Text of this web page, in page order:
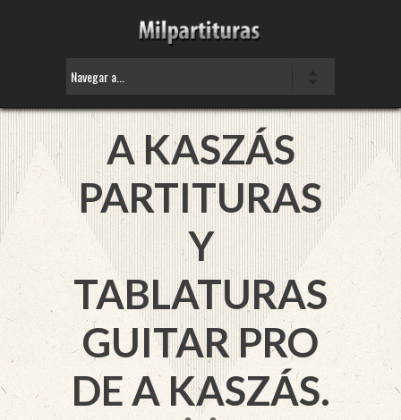
A KASZÁS
PARTITURAS
Y
TABLATURAS
GUITAR PRO
DE A KASZÁS.